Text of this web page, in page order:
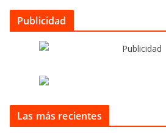
Publicidad
Las más recientes